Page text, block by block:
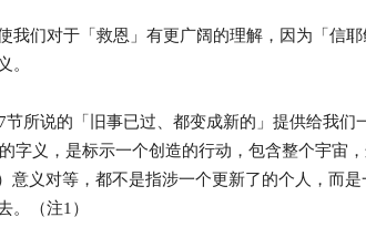
我们对于「救恩」有更广阔的理解，因为「信
。
节所说的「旧事已过、都变成新的」提供给我们
的字义，是标示一个创造的行动，包含整个宇宙
）意义对等，都不是指涉一个更新了的个人，而
。（注1）